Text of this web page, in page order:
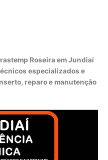
Roseira em Jundiaí
especializados e
reparo e manutenção